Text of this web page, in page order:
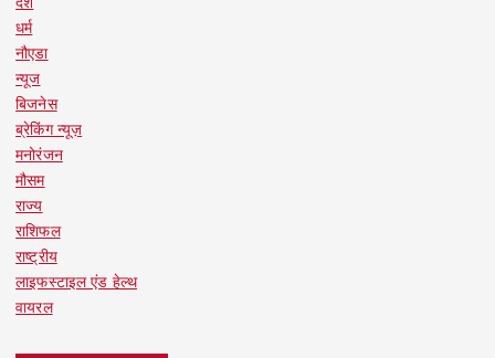
धर्म
नौएडा
न्यूज
बिजनेस
ब्रेकिंग न्यूज़
मनोरंजन
मौसम
राज्य
राशिफल
राष्ट्रीय
लाइफस्टाइल एंड हेल्थ
वायरल